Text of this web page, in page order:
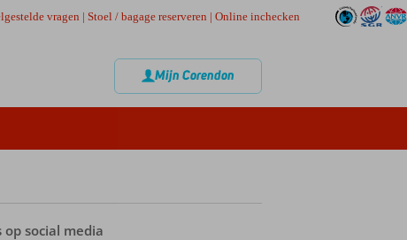
vragen | Stoel / bagage reserveren |Online inchecken
Mijn Corendon
op social media